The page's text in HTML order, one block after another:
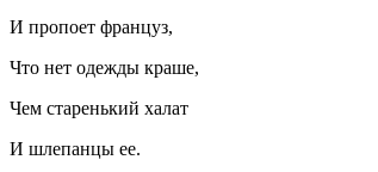
И пропоет француз,
Что нет одежды краше,
Чем старенький халат
И шлепанцы ее.